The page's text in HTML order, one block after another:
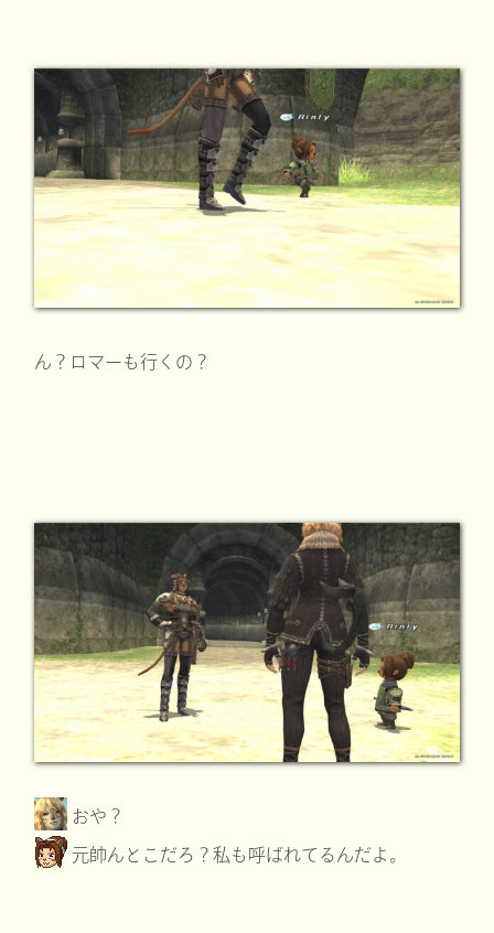
ん？ロマーも行くの？
おや？
元帥んとこだろ？私も呼ばれてるんだよ。